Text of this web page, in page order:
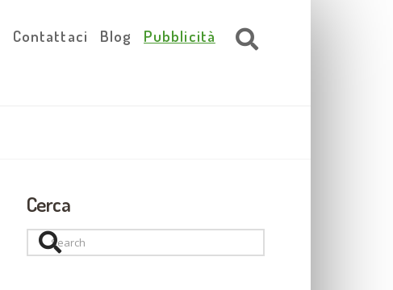
Contattaci Blog Pubblicità
Cerca
Search